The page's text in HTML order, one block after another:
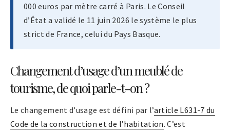
000 euros par mètre carré à Paris. Le Conseil
d’État a validé le 11 juin 2026 le système le plus
strict de France, celui du Pays Basque.
Changement d’usage d’un meublé de
tourisme, de quoi parle-t-on ?
Le changement d’usage est défini par l’article L631-7 du
Code de la construction et de l’habitation. C’est